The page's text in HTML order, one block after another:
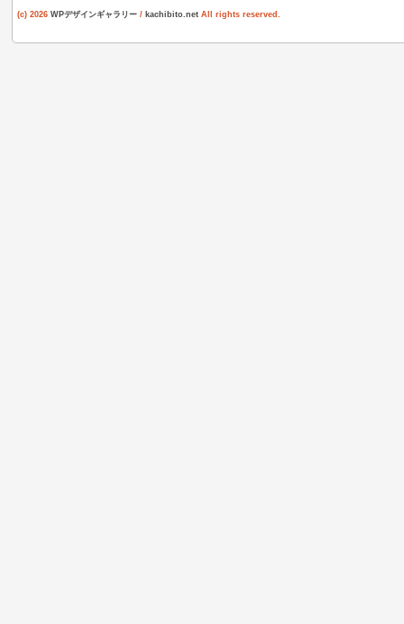
(c) 2026 WPデザインギャラリー / kachibito.net All rights reserved.